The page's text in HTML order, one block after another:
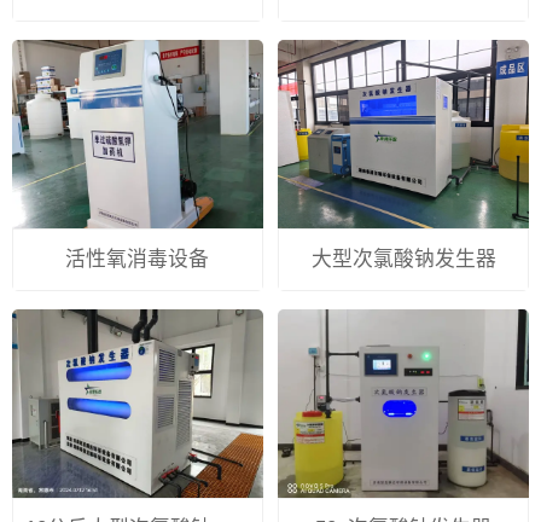
活性氧消毒设备 大型次氯酸钠发生器